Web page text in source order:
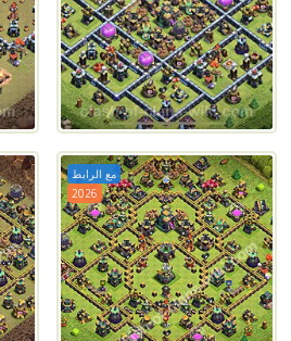
مع الرابط
2026